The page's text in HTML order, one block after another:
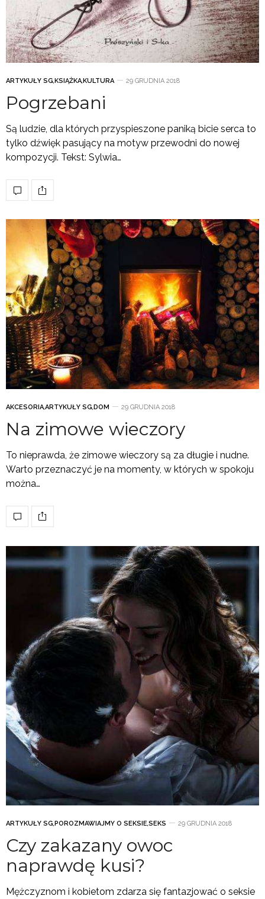
ARTYKUŁY SG,KSIĄŻKA,KULTURA 29 GRUDNIA 2018
Pogrzebani
Są ludzie, dla których przyspieszone paniką bicie serca to
tylko dźwięk pasujący na motyw przewodni do nowej
kompozycji. Tekst: Sylwia…
AKCESORIAARTYKUŁY SG DOM 29 GRUDNIA 2018
Na zimowe wieczory
To nieprawda, że zimowe wieczory są za długie i nudne.
Warto przeznaczyć je na momenty, w których w spokoju
można…
ARTYKUŁY SG,POROZMAWIAJMY O SEKSIE,SEKS 29 GRUDNIA 2018
Czy zakazany owoc
naprawdę kusi?
Mężczyznom i kobietom zdarza się fantazjować o seksie